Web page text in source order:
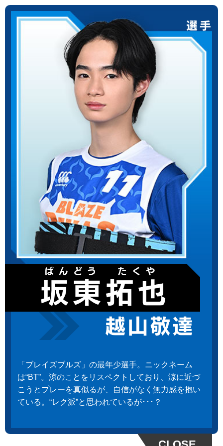
「ブレイズブルズ」の最年少選手。ニックネーム
は“BT”。涼のことをリスペクトしており、涼に近づ
こうとプレーを真似るが、自信がなく無力感を抱い
ている。“レク派”と思われているが･･･？